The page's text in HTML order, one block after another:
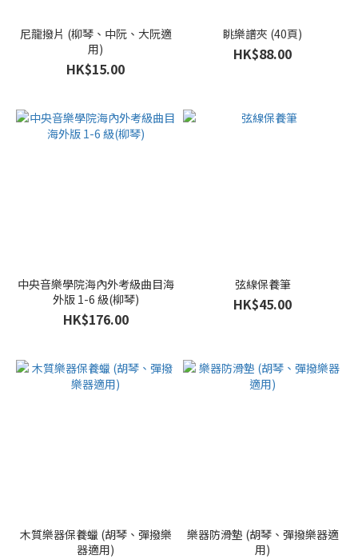
尼龍撥片 (柳琴、中阮、大阮適
用)
HK$15.00
眺樂譜夾 (40頁)
HK$88.00
中央音樂學院海內外考級曲目海
外版 1-6 級(柳琴)
HK$176.00
弦線保養筆
HK$45.00
木質樂器保養蠟 (胡琴、彈撥樂
器適用)
樂器防滑墊 (胡琴、彈撥樂器適
用)